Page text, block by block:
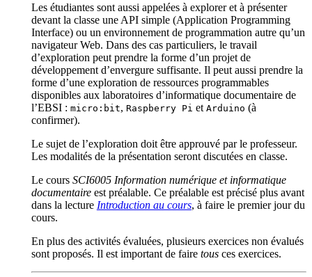
Les étudiantes sont aussi appelées à explorer et à présenter
devant la classe une API simple (Application Programming
Interface) ou un environnement de programmation autre qu’un
navigateur Web. Dans des cas particuliers, le travail
d’exploration peut prendre la forme d’un projet de
développement d’envergure suffisante. Il peut aussi prendre la
forme d’une exploration de ressources programmables
disponibles aux laboratoires d’informatique documentaire de
l’EBSI : micro:bit, Raspberry Pi et Arduino (à
confirmer).
Le sujet de l’exploration doit être approuvé par le professeur.
Les modalités de la présentation seront discutées en classe.
Le cours SCI6005 Information numérique et informatique
documentaireest préalable. Ce préalable est précisé plus avant
dans la lecture Introduction au cours, à faire le premier jour du
cours.
En plus des activités évaluées, plusieurs exercices non évalués
sont proposés. Il est important de faire tousces exercices.